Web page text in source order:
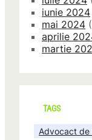
iunie 2024
mai 2024
aprilie
martie
TAGS
Advocact de